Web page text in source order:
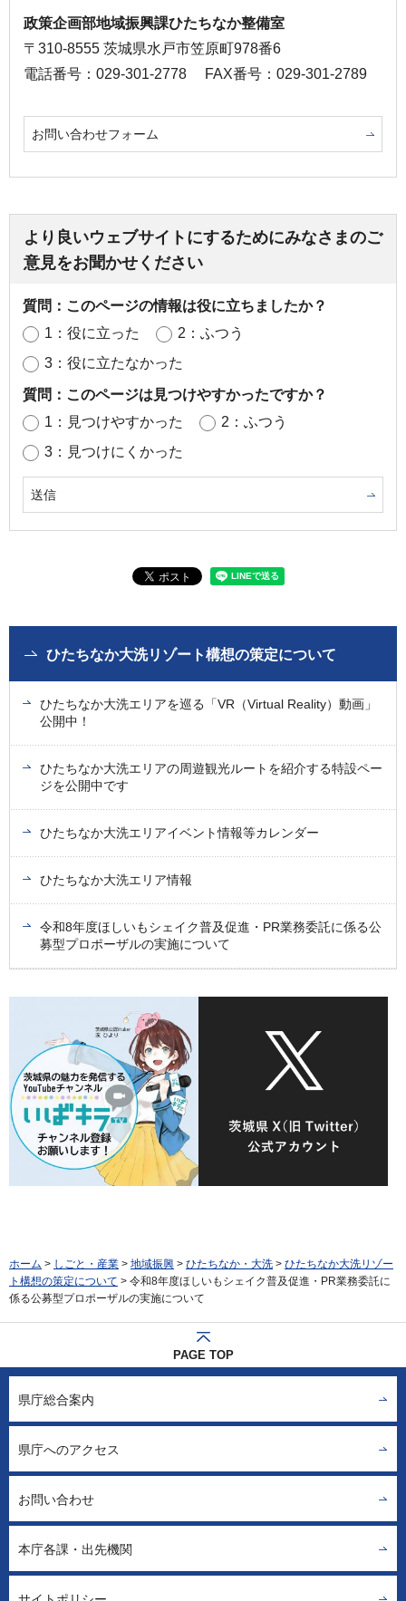
政策企画部地域振興課ひたちなか整備室
〒310-8555 茨城県水戸市笠原町978番6
電話番号：029-301-2778
FAX番号：029-301-2789
お問い合わせフォーム
より良いウェブサイトにするためにみなさまのご
意見をお聞かせください
質問：このページの情報は役に立ちましたか？
1：役に立った
2：ふつう
3：役に立たなかった
質問：このページは見つけやすかったですか？
1：見つけやすかった
2：ふつう
3：見つけにくかった
ひたちなか大洗リゾート構想の策定について
ひたちなか大洗エリアを巡る「VR（Virtual Reality）動画」
公開中！
ひたちなか大洗エリアの周遊観光ルートを紹介する特設ペー
ジを公開中です
ひたちなか大洗エリアイベント情報等カレンダー
ひたちなか大洗エリア情報
令和8年度ほしいもシェイク普及促進・PR業務委託に係る公
募型プロポーザルの実施について
ホーム > しごと・産業 > 地域振興 > ひたちなか・大洗 > ひたちなか大洗リゾー
ト構想の策定について > 令和8年度ほしいもシェイク普及促進・PR業務委託に
係る公募型プロポーザルの実施について
PAGE TOP
県庁総合案内
県庁へのアクセス
お問い合わせ
本庁各課・出先機関